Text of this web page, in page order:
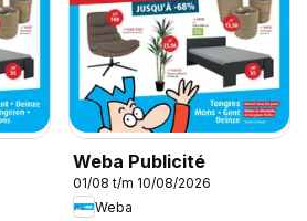
Weba Publicité
01/08 t/m 10/08/2026
Weba